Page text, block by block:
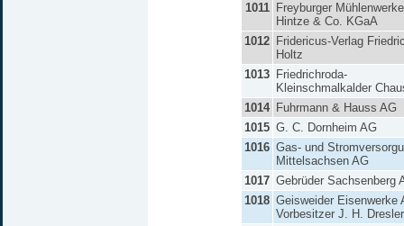
1011
Freyburger
Hintze & Co. KGaA
1012 Fridericus-Verlag
Holtz
1013 Friedrichroda-
Kleinschmalkalder
1014 Fuhrmann & Hauss AG
1015 G. C. Dornheim AG
1016 Gas- und
Mittelsachsen AG
1017 Gebrüder Sachsenberg
1018 Geisweider Eisenwerke
Vorbesitzer J. H.